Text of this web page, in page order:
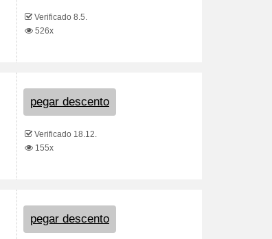
Verificado 8.5.
526x
pegar descento
Verificado 18.12.
155x
pegar descento